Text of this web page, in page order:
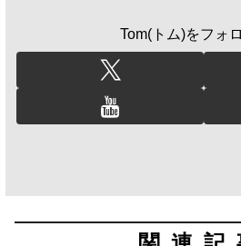
Tom(トム)をフォ